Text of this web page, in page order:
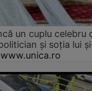
un cuplu celebru
și soția lui
www.unica.ro